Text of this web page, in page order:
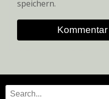
speichern.
Search